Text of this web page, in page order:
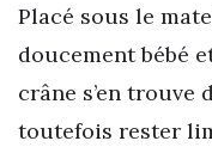
Placé sous le
doucement bébé
crâne s’en
toutefois rester